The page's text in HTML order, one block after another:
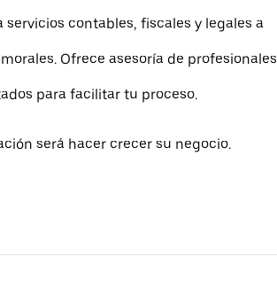
servicios contables, fiscales y legales a
Ofrece asesoría de profesionales
para facilitar tu proceso.
será hacer crecer su negocio.